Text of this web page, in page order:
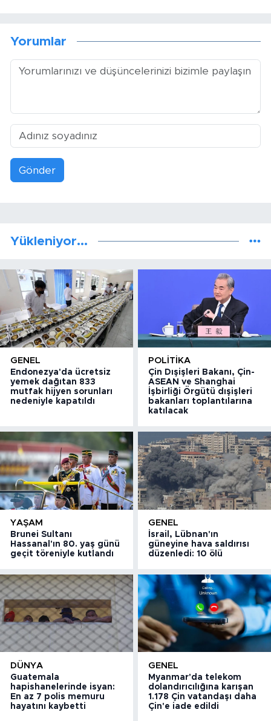
Yorumlar
Gönder
Yükleniyor...
GENEL
Endonezya'da ücretsiz
yemek dağıtan 833
mutfak hijyen sorunları
nedeniyle kapatıldı
POLITIKA
Çin Dışişleri Bakanı, Çin-
ASEAN ve Shanghai
İşbirliği Örgütü dışişleri
bakanları toplantılarına
katılacak
YAŞAM
Brunei Sultanı
Hassanal'ın 80. yaş günü
geçit töreniyle kutlandı
GENEL
İsrail, Lübnan'ın
güneyine hava saldırısı
düzenledi: 10 ölü
DÜNYA
Guatemala
hapishanelerinde isyan:
En az 7 polis memuru
hayatını kaybetti
GENEL
Myanmar'da telekom
dolandırıcılığına karışan
1.178 Çin vatandaşı daha
Çin'e iade edildi